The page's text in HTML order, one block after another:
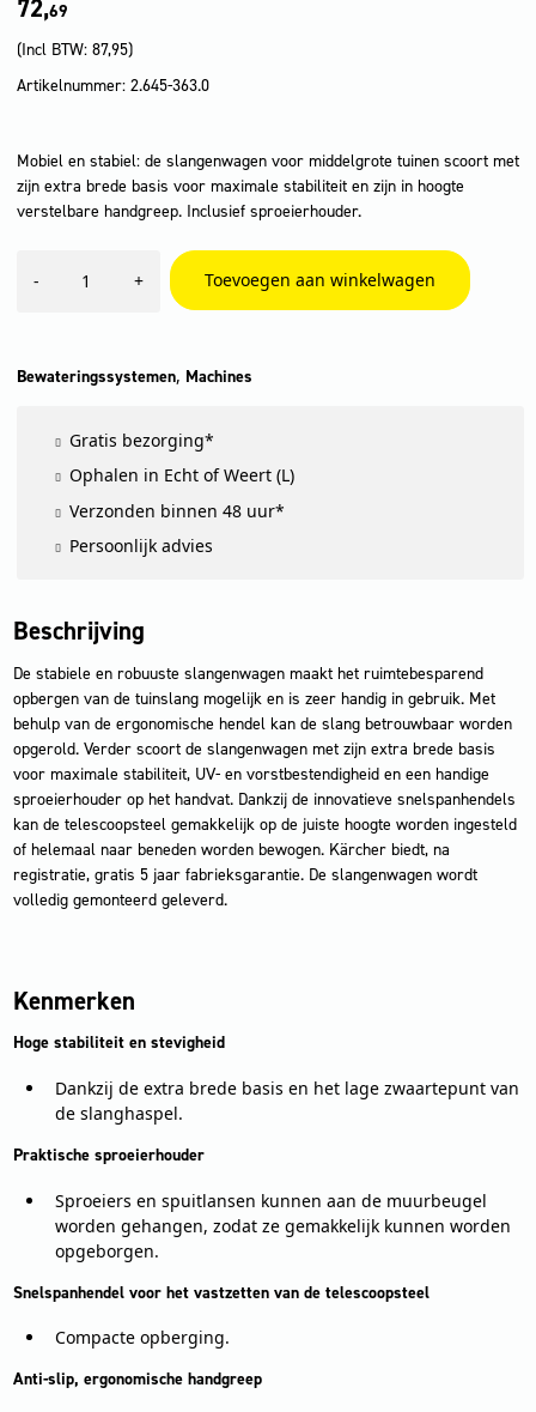
72,69
(Incl BTW: 87,95)
Artikelnummer: 2.645-363.0
Mobiel en stabiel: de slangenwagen voor middelgrote tuinen scoort met
zijn extra brede basis voor maximale stabiliteit en zijn in hoogte
verstelbare handgreep. Inclusief sproeierhouder.
- + Toevoegen aan winkelwagen
Bewateringssystemen, Machines
Gratis bezorging*
Ophalen in Echt of Weert (L)
Verzonden binnen 48 uur*
Persoonlijk advies
Beschrijving
De stabiele en robuuste slangenwagen maakt het ruimtebesparend
opbergen van de tuinslang mogelijk en is zeer handig in gebruik. Met
behulp van de ergonomische hendel kan de slang betrouwbaar worden
opgerold. Verder scoort de slangenwagen met zijn extra brede basis
voor maximale stabiliteit, UV- en vorstbestendigheid en een handige
sproeierhouder op het handvat. Dankzij de innovatieve snelspanhendels
kan de telescoopsteel gemakkelijk op de juiste hoogte worden ingesteld
of helemaal naar beneden worden bewogen. Kärcher biedt, na
registratie, gratis 5 jaar fabrieksgarantie. De slangenwagen wordt
volledig gemonteerd geleverd.
Kenmerken
Hoge stabiliteit en stevigheid
Dankzij de extra brede basis en het lage zwaartepunt van
de slanghaspel.
Praktische sproeierhouder
Sproeiers en spuitlansen kunnen aan de muurbeugel
worden gehangen, zodat ze gemakkelijk kunnen worden
opgeborgen.
Snelspanhendel voor het vastzetten van de telescoopsteel
Compacte opberging.
Anti-slip, ergonomische handgreep